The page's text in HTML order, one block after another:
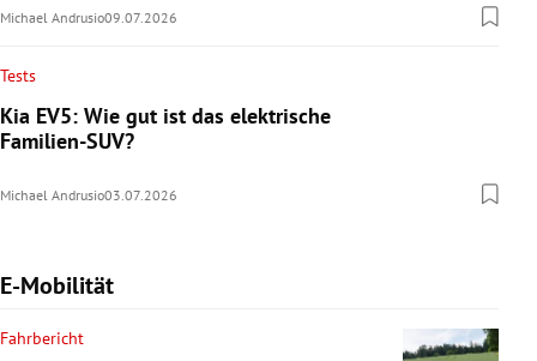
Michael Andrusio09.07.2026
Tests
Kia EV5: Wie gut ist das elektrische
Familien-SUV?
Michael Andrusio03.07.2026
E-Mobilität
Fahrbericht